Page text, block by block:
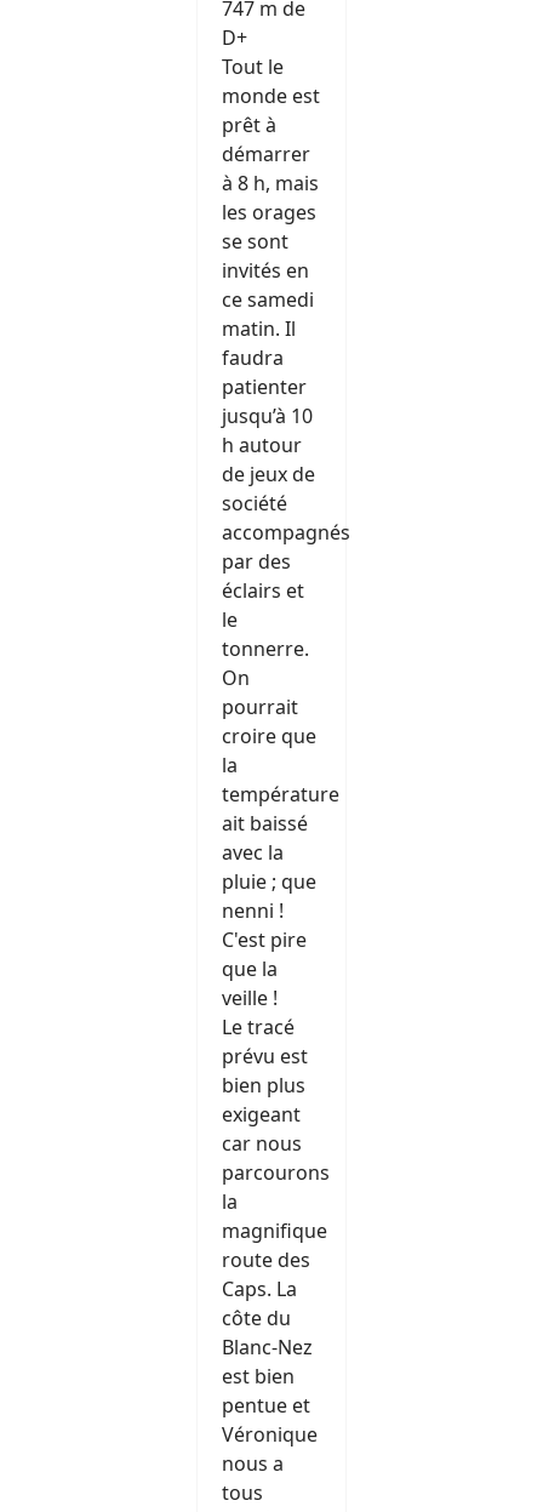
747 m de
D+
Tout le
monde est
prêt à
démarrer
à 8 h, mais
les orages
se sont
invités en
ce samedi
matin. Il
faudra
patienter
jusqu’à 10
h autour
de jeux de
société
accompagnés
par des
éclairs et
le
tonnerre.
On
pourrait
croire que
la
température
ait baissé
avec la
pluie ; que
nenni !
C'est pire
que la
veille !
Le tracé
prévu est
bien plus
exigeant
car nous
parcourons
la
magnifique
route des
Caps. La
côte du
Blanc-Nez
est bien
pentue et
Véronique
nous a
tous